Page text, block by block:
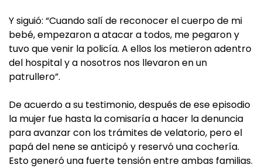
Y siguió: “Cuando salí de reconocer el cuerpo de mi
bebé, empezaron a atacar a todos, me pegaron y
tuvo que venir la policía. A ellos los metieron adentro
del hospital y a nosotros nos llevaron en un
patrullero”.
De acuerdo a su testimonio, después de ese episodio
la mujer fue hasta la comisaría a hacer la denuncia
para avanzar con los trámites de velatorio, pero el
papá del nene se anticipó y reservó una cochería.
Esto generó una fuerte tensión entre ambas familias.